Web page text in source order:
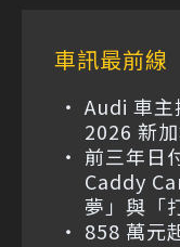
車訊最前線
Audi 車主
2026 新
前三年日
Caddy
夢」與「
858 萬元